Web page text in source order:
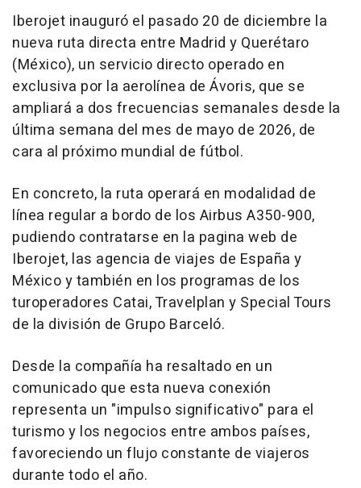
Iberojet inauguró el pasado 20 de diciembre la
nueva ruta directa entre Madrid y Querétaro
(México), un servicio directo operado en
exclusiva por la aerolínea de Ávoris, que se
ampliará a dos frecuencias semanales desde la
última semana del mes de mayo de 2026, de
cara al próximo mundial de fútbol.
En concreto, la ruta operará en modalidad de
línea regular a bordo de los Airbus A350-900,
pudiendo contratarse en la pagina web de
Iberojet, las agencia de viajes de España y
México y también en los programas de los
turoperadores Catai, Travelplan y Special Tours
de la división de Grupo Barceló.
Desde la compañía ha resaltado en un
comunicado que esta nueva conexión
representa un "impulso significativo" para el
turismo y los negocios entre ambos países,
favoreciendo un flujo constante de viajeros
durante todo el año.